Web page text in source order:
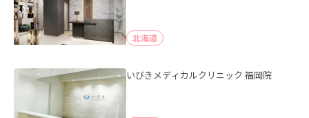
北海道
いびきメディカルクリニック 福岡院